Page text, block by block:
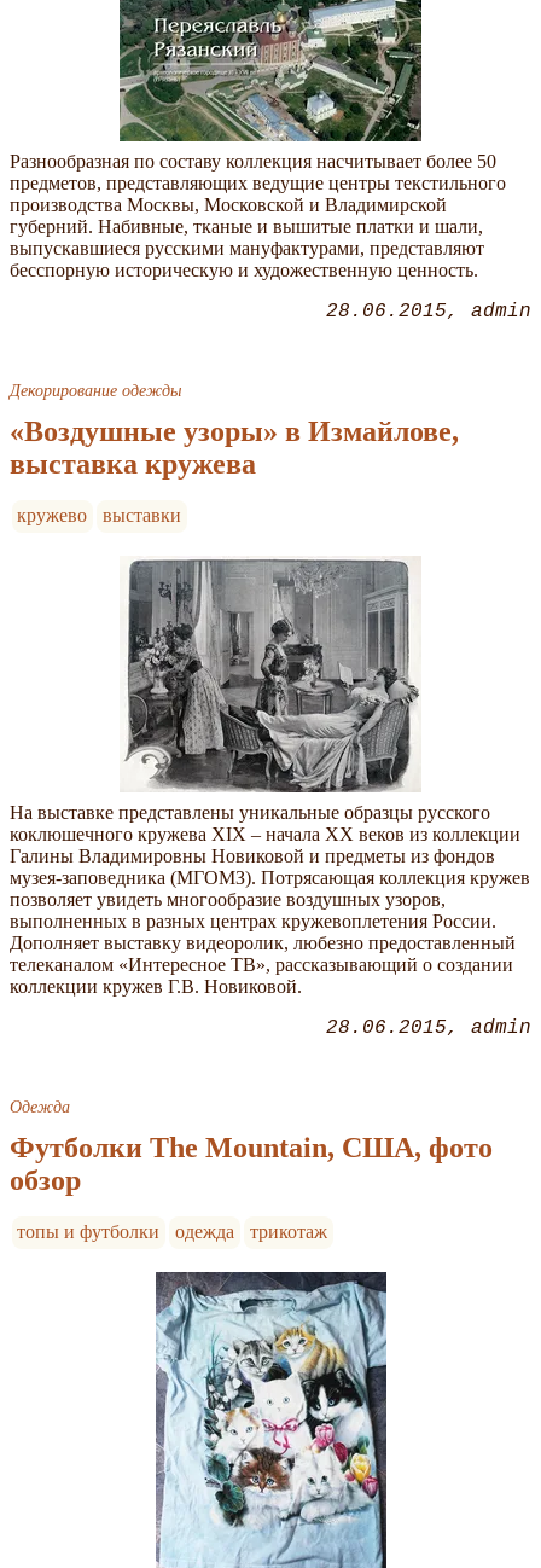
Разнообразная по составу коллекция насчитывает более 50
предметов, представляющих ведущие центры текстильного
производства Москвы, Московской и Владимирской
губерний. Набивные, тканые и вышитые платки и шали,
выпускавшиеся русскими мануфактурами, представляют
бесспорную историческую и художественную ценность.
28.06.2015 admin
Декорирование одежды
«Воздушные узоры» в Измайлове,
выставка кружева
кружево выставки
На выставке представлены уникальные образцы русского
коклюшечного кружева XIX – начала ХХ веков из коллекции
Галины Владимировны Новиковой и предметы из фондов
музея-заповедника (МГОМЗ). Потрясающая коллекция кружев
позволяет увидеть многообразие воздушных узоров,
выполненных в разных центрах кружевоплетения России.
Дополняет выставку видеоролик, любезно предоставленный
телеканалом «Интересное ТВ», рассказывающий о создании
коллекции кружев Г.В. Новиковой.
28.06.2015 admin
Одежда
Футболки The Mountain, США, фото
обзор
топы и футболки одежда трикотаж